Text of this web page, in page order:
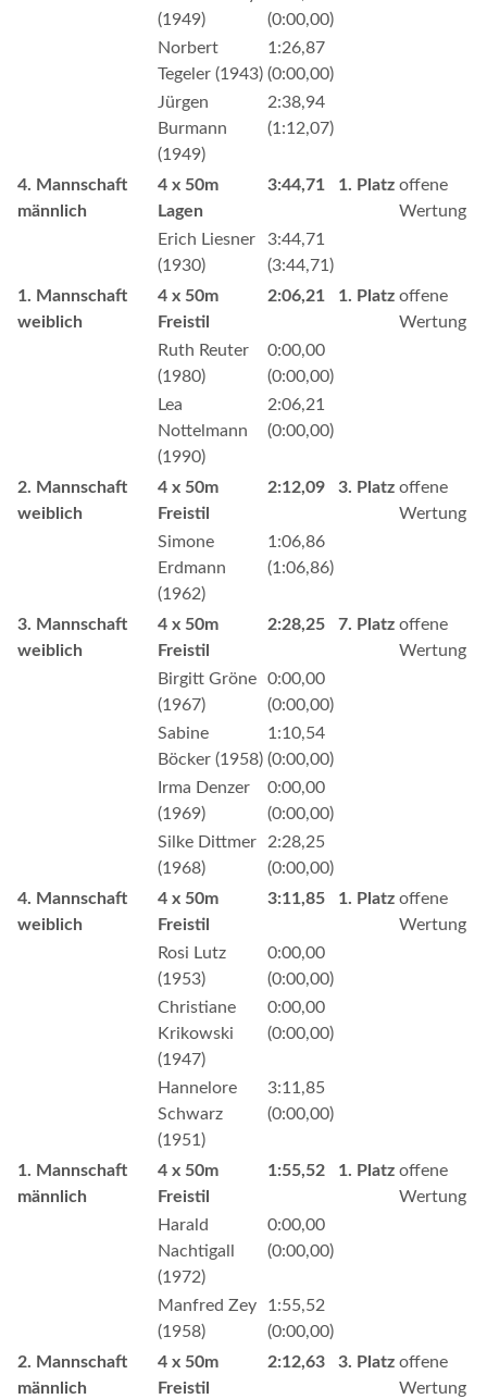
(1949)
(0:00,00)
Norbert
Tegeler (1943)
1:26,87
(0:00,00)
Jürgen
Burmann
(1949)
2:38,94
(1:12,07)
4. Mannschaft
männlich
4 x 50m
Lagen
3:44,71 1. Platz offene
Wertung
Erich Liesner
(1930)
3:44,71
(3:44,71)
1. Mannschaft
weiblich
4 x 50m
Freistil
2:06,21 1. Platz offene
Wertung
Ruth Reuter
(1980)
0:00,00
(0:00,00)
Lea
Nottelmann
(1990)
2:06,21
(0:00,00)
2. Mannschaft
weiblich
4 x 50m
Freistil
2:12,09 3. Platz offene
Wertung
Simone
Erdmann
(1962)
1:06,86
(1:06,86)
3. Mannschaft
weiblich
4 x 50m
Freistil
2:28,25 7. Platz offene
Wertung
Birgitt Gröne
(1967)
0:00,00
(0:00,00)
Sabine
Böcker (1958)
1:10,54
(0:00,00)
Irma Denzer
(1969)
0:00,00
(0:00,00)
Silke Dittmer
(1968)
2:28,25
(0:00,00)
4. Mannschaft
weiblich
4 x 50m
Freistil
3:11,85 1. Platz offene
Wertung
Rosi Lutz
(1953)
0:00,00
(0:00,00)
Christiane
Krikowski
(1947)
0:00,00
(0:00,00)
Hannelore
Schwarz
(1951)
3:11,85
(0:00,00)
1. Mannschaft
männlich
4 x 50m
Freistil
1:55,52 1. Platz offene
Wertung
Harald
Nachtigall
(1972)
0:00,00
(0:00,00)
Manfred Zey
(1958)
1:55,52
(0:00,00)
2. Mannschaft
männlich
4 x 50m
Freistil
2:12,63 3. Platz offene
Wertung